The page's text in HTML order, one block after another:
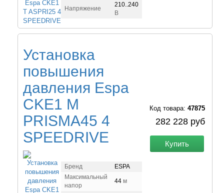
Напряжение
210..240
В
Установка
повышения
давления Espa
CKE1 M
PRISMA45 4
SPEEDRIVE
Код товара: 47875
282 228 руб
Купить
Бренд
ESPA
Максимальный
напор
44 м